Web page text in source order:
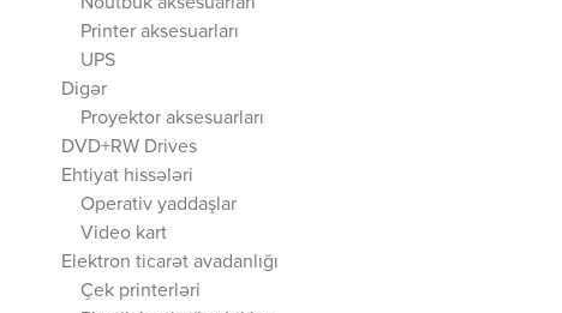
Printer aksesuarları
UPS
Digər
Proyektor aksesuarları
DVD+RW Drives
Ehtiyat hissələri
Operativ yaddaşlar
Video kart
Elektron ticarət avadanlığı
Çek printerləri